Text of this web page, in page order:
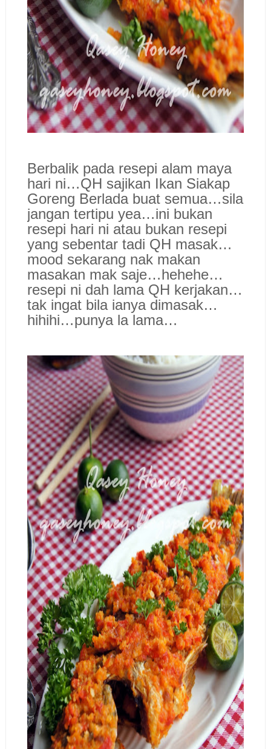
Berbalik pada resepi alam maya
hari ni…QH sajikan Ikan Siakap
Goreng Berlada buat semua…sila
jangan tertipu yea…ini bukan
resepi hari ni atau bukan resepi
yang sebentar tadi QH masak…
mood sekarang nak makan
masakan mak saje…hehehe…
resepi ni dah lama QH kerjakan…
tak ingat bila ianya dimasak…
hihihi…punya la lama…